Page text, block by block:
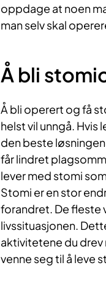
oppdage at noen
man selv skal
Å bli
Å bli operert og få
helst vil unngå.
den beste
får lindret
lever med stomi
Stomi er en stor
forandret. De fleste
livssituasjonen.
aktivitetene du drev
venne seg til å leve